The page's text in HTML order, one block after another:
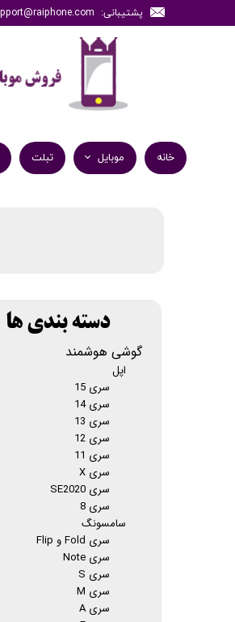
پشتیبانی: support@raiphone.com
خانه
موبایل تبلت
گوشی هوشمند
اپل
سری 15
سری 14
سری 13
سری 12
سری 11
سری X
سری SE2020
سری 8
سامسونگ
سری Fold و Flip
سری Note
سری S
سری M
سری A
دسته بندی ها